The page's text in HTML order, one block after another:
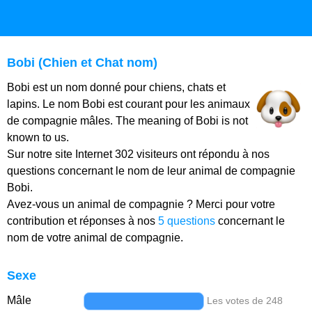
Bobi (Chien et Chat nom)
Bobi est un nom donné pour chiens, chats et
lapins. Le nom Bobi est courant pour les animaux
de compagnie mâles. The meaning of Bobi is not
known to us.
Sur notre site Internet 302 visiteurs ont répondu à nos
questions concernant le nom de leur animal de compagnie
Bobi.
Avez-vous un animal de compagnie ? Merci pour votre
contribution et réponses à nos 5 questions concernant le
nom de votre animal de compagnie.
Sexe
Mâle Les votes de 248